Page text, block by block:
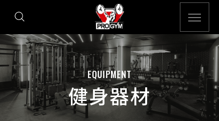
EQUIPMENT
健身器材